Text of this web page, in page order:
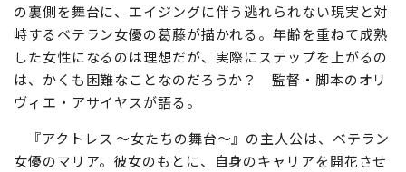
の裏側を舞台に、エイジングに伴う逃れられない現実と対
峙するベテラン女優の葛藤が描かれる。年齢を重ねて成熟
した女性になるのは理想だが、実際にステップを上がるの
は、かくも困難なことなのだろうか？ 監督・脚本のオリ
ヴィエ・アサイヤスが語る。
『アクトレス ～女たちの舞台～』の主人公は、ベテラン
女優のマリア。彼女のもとに、自身のキャリアを開花させ